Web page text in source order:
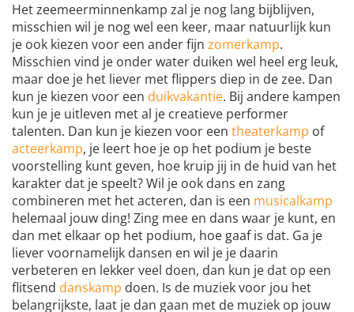
Het zeemeerminnenkamp zal je nog lang bijblijven,
misschien wil je nog wel een keer, maar natuurlijk kun
je ook kiezen voor een ander fijn zomerkamp.
Misschien vind je onder water duiken wel heel erg leuk,
maar doe je het liever met flippers diep in de zee. Dan
kun je kiezen voor een duikvakantie. Bij andere kampen
kun je je uitleven met al je creatieve performer
talenten. Dan kun je kiezen voor een theaterkamp of
acteerkamp, je leert hoe je op het podium je beste
voorstelling kunt geven, hoe kruip jij in de huid van het
karakter dat je speelt? Wil je ook dans en zang
combineren met het acteren, dan is een musicalkamp
helemaal jouw ding! Zing mee en dans waar je kunt, en
dan met elkaar op het podium, hoe gaaf is dat. Ga je
liever voornamelijk dansen en wil je je daarin
verbeteren en lekker veel doen, dan kun je dat op een
flitsend danskamp doen. Is de muziek voor jou het
belangrijkste, laat je dan gaan met de muziek op jouw